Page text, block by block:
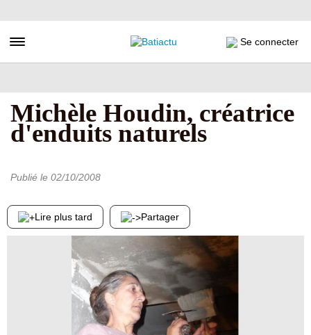
au
principal
Toggle navigation Se connecter
Michèle Houdin, créatrice
d'enduits naturels
Publié le 02/10/2008
Lire plus tard Partager